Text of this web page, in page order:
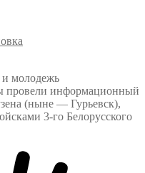
и молодежь
провели информационный
(ныне — Гурьевск),
3-го Белорусского